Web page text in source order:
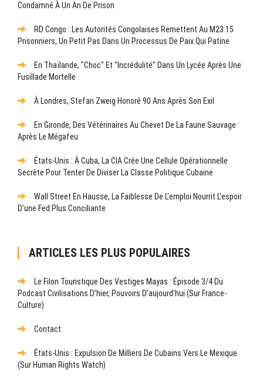
Condamné À Un An De Prison
RD Congo : Les Autorités Congolaises Remettent Au M23 15
Prisonniers, Un Petit Pas Dans Un Processus De Paix Qui Patine
En Thaïlande, "choc" Et "incrédulité" Dans Un Lycée Après Une
Fusillade Mortelle
À Londres, Stefan Zweig Honoré 90 Ans Après Son Exil
En Gironde, Des Vétérinaires Au Chevet De La Faune Sauvage
Après Le Mégafeu
États-Unis : À Cuba, La CIA Crée Une Cellule Opérationnelle
Secrète Pour Tenter De Diviser La Classe Politique Cubaine
Wall Street En Hausse, La Faiblesse De L’emploi Nourrit L’espoir
D’une Fed Plus Conciliante
ARTICLES LES PLUS POPULAIRES
Le Filon Touristique Des Vestiges Mayas : Épisode 3/4 Du
Podcast Civilisations D’hier, Pouvoirs D’aujourd’hui (sur France-
Culture)
Contact
États-Unis : Expulsion De Milliers De Cubains Vers Le Mexique
(sur Human Rights Watch)